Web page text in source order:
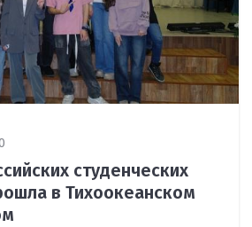
студенческих
в Тихоокеанском